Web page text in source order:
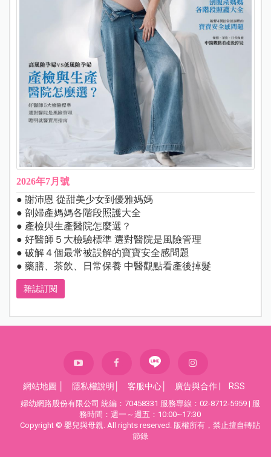
2026年7月號
● 謝沛恩 從甜美少女到優雅媽媽
● 剖婦產媽媽各階段照護大全
● 產檢與生產醫院怎麼選？
● 好醫師５大檢驗標準 選對醫院是風險管理
● 破解４個最常被誤解的寶寶安全感問題
● 藥膳、茶飲、日常保養 中醫觀點看產後掉髮
雜誌訂閱
網站地圖 隱私權說明 客服中心 廣告與合作 RSS
婦幼網路股份有限公司 統編：70458331 服務專線：02-8712-5959 | 服
務時間：週一～週五：10:00~17:30
Copyright © 嬰兒與母親. All rights reserved. 版權所有，禁止擅自轉貼
節錄